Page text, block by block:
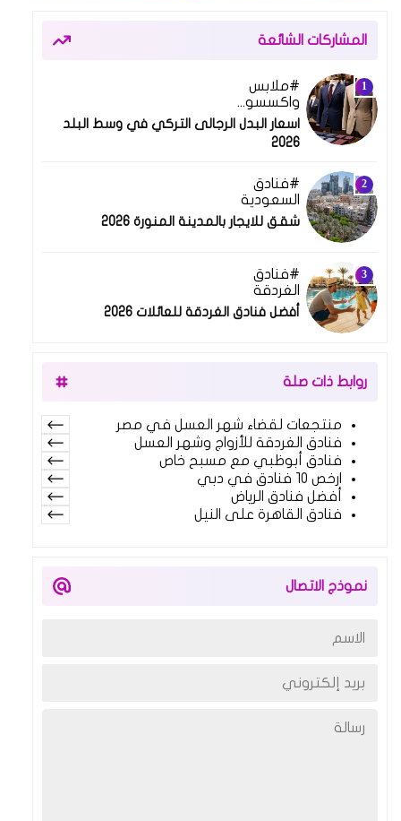
المشاركات الشائعة
ملابس
واكسسوارات
اسعار البدل الرجالى التركي في وسط البلد
2026
فنادق
السعودية
شقق للايجار بالمدينة المنورة 2026
فنادق
الغردقة
أفضل فنادق الغردقة للعائلات 2026
روابط ذات صلة
منتجعات لقضاء شهر العسل في مصر
فنادق الغردقة للأزواج وشهر العسل
فنادق أبوظبي مع مسبح خاص
ارخص 10 فنادق في دبي
أفضل فنادق الرياض
فنادق القاهرة على النيل
نموذج الاتصال